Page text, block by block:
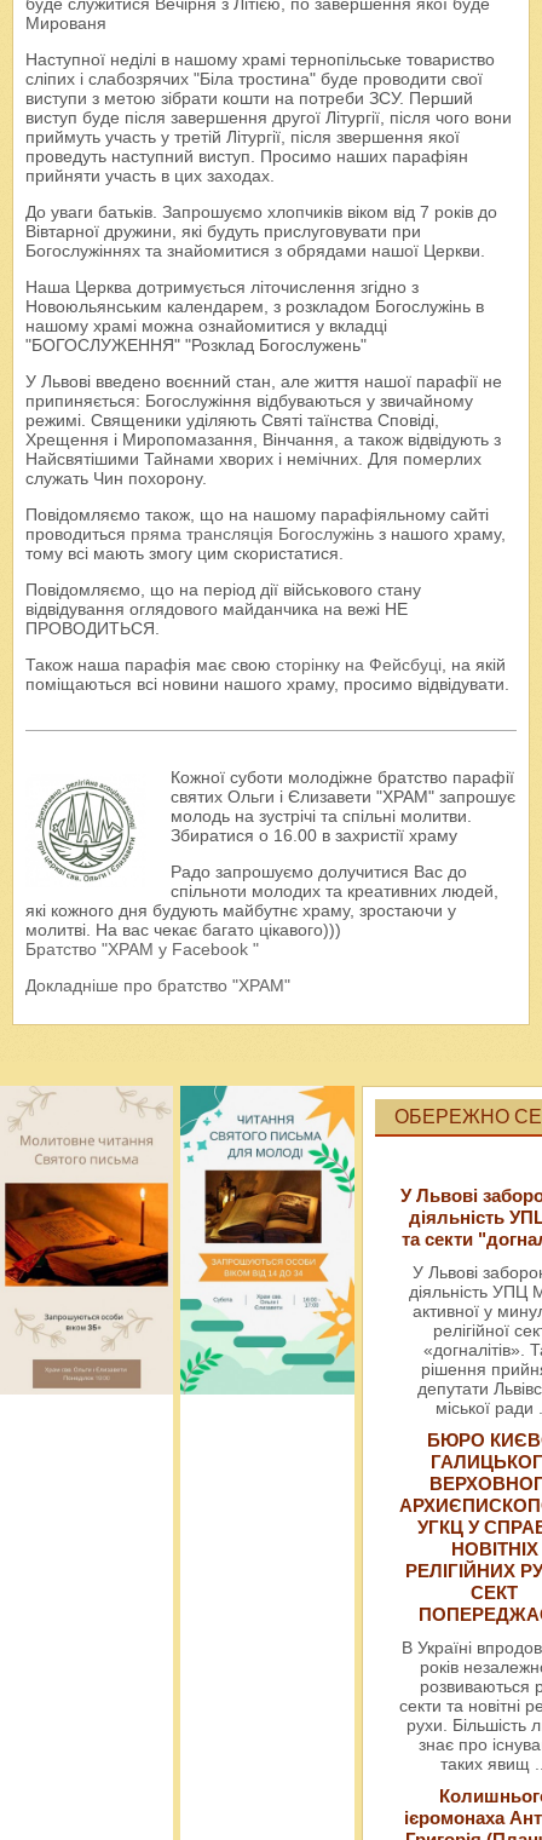
буде служитися Вечірня з Літією, по завершення якої буде
Мированя
Наступної неділі в нашому храмі тернопільське товариство
сліпих і слабозрячих "Біла тростина" буде проводити свої
виступи з метою зібрати кошти на потреби ЗСУ. Перший
виступ буде після завершення другої Літургії, після чого вони
приймуть участь у третій Літургії, після звершення якої
проведуть наступний виступ. Просимо наших парафіян
прийняти участь в цих заходах.
До уваги батьків. Запрошуємо хлопчиків віком від 7 років до
Вівтарної дружини, які будуть прислуговувати при
Богослужіннях та знайомитися з обрядами нашої Церкви.
Наша Церква дотримується літочислення згідно з
Новоюльянським календарем, з розкладом Богослужінь в
нашому храмі можна ознайомитися у вкладці
"БОГОСЛУЖЕННЯ" "Розклад Богослужень"
У Львові введено воєнний стан, але життя нашої парафії не
припиняється: Богослужіння відбуваються у звичайному
режимі. Священики уділяють Святі таїнства Сповіді,
Хрещення і Миропомазання, Вінчання, а також відвідують з
Найсвятішими Тайнами хворих і немічних. Для померлих
служать Чин похорону.
Повідомляємо також, що на нашому парафіяльному сайті
проводиться пряма трансляція Богослужінь з нашого храму,
тому всі мають змогу цим скористатися.
Повідомляємо, що на період дії військового стану
відвідування оглядового майданчика на вежі НЕ
ПРОВОДИТЬСЯ.
Також наша парафія має свою сторінку на Фейсбуці, на якій
поміщаються всі новини нашого храму, просимо відвідувати.
Кожної суботи молодіжне братство парафії
святих Ольги і Єлизавети "ХРАМ" запрошує
молодь на зустрічі та спільні молитви.
Збиратися о 16.00 в захристії храму
Радо запрошуємо долучитися Вас до
спільноти молодих та креативних людей,
які кожного дня будують майбутнє храму, зростаючи у
молитві. На вас чекає багато цікавого)))
Братство "ХРАМ у Facebook "
Докладніше про братство "ХРАМ"
ОБЕРЕЖНО
У Львові
діяльність
та секти
У Львові
діяльність УПЦ
активної у
релігійної
«догналітів».
рішення
депутати
міської ради
БЮРО
УГКЦ У
НОВІТНІХ
РЕЛІГІЙНИХ
СЕКТ
В Україні
років
розвиваються
секти та новітні
рухи. Більшість
знає про
таких явищ
ієромонаха